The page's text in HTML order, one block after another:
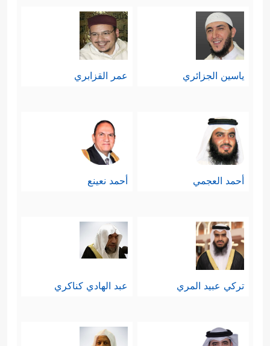
ياسين الجزائري عمر القزابري
أحمد العجمي أحمد نعينع
تركي عبيد المري عبد الهادي كناكري